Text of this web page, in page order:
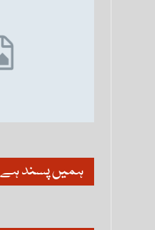
ہمیں پسند ہے